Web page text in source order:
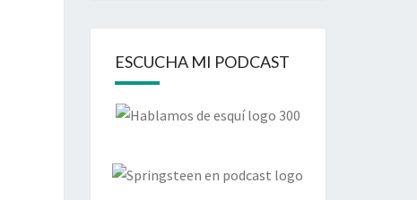
ESCUCHA MI PODCAST